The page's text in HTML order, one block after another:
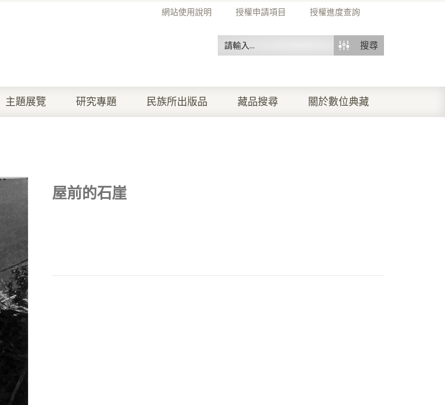
網站使用說明 授權申請項目 授權進度查詢
搜尋
主題展覽 研究專題 民族所出版品 藏品搜尋 關於數位典藏
屋前的石崖